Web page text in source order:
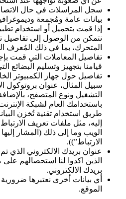
سجل المراسلات في حال
بيانات عامة ومُجمعة
إذا قمت بتحميل أو استخدام
نتمكن من الوصول إلى تفاصيل
المتحرك، بما في ذلك المُعرف
تفاصيل المعاملات التي قمت
قيامنا بتجهيز وتسليم البضائع
تفاصيل حول جهاز الكمبيوتر
التشغيل ونوع المتصفح،
باستخدامك العام لشبكة
طريق استخدام تقنية تُخزن
إليه، مثل ملفات تعريف
الويب وما إلى ذلك (المشار
الارتباط”)).
عنوان بريدك الالكتروني الذي
الذين اكدوا لنا استحصالهم
بريدك الالكتروني.
أي بيانات أخرى نعتبرها
الموقع.